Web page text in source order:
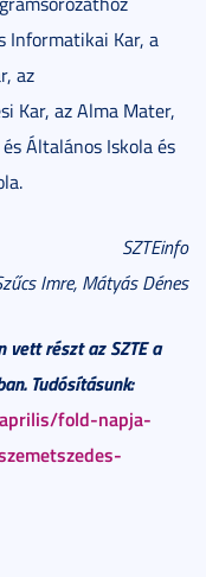
Informatikai Kar, a
az
Kar, az Alma Mater,
Általános Iskola és
SZTEinfo
Imre, Mátyás Dénes
részt az SZTE a
Tudósításunk:
fold-napja-